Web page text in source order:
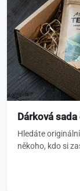
Dárková
Hledáte
někoho, kdo si